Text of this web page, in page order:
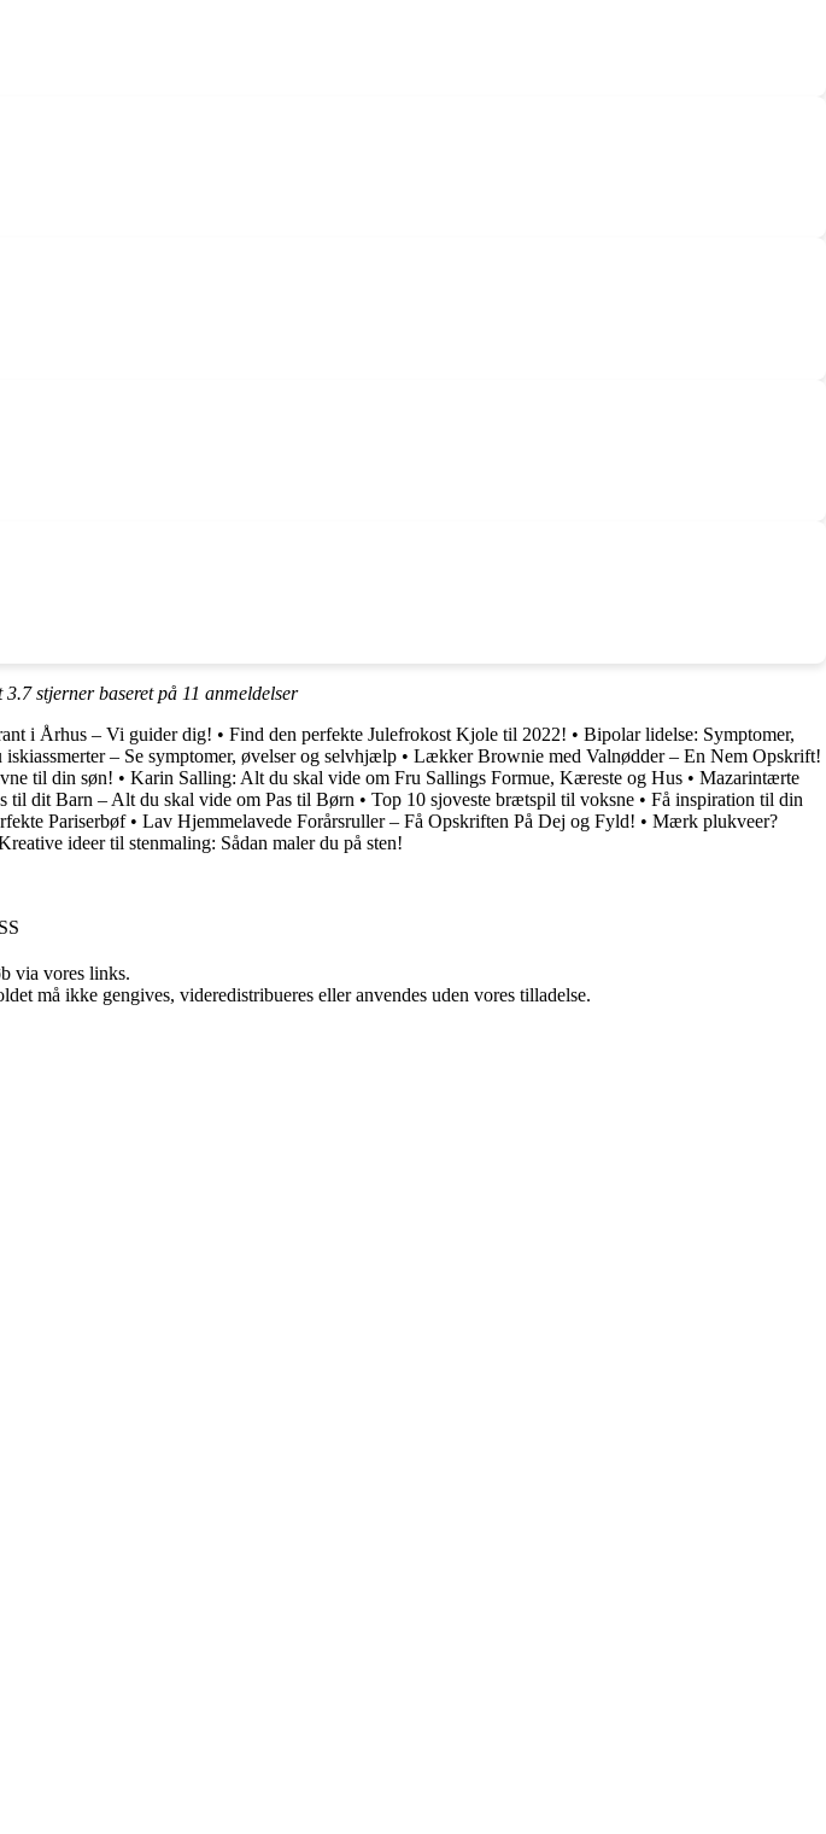
3.7stjerner baseret på 11 anmeldelser
i Århus – Vi guider dig! • Find den perfekte Julefrokost Kjole til 2022! • Bipolar lidelse: Symptomer,
iskiassmerter – Se symptomer, øvelser og selvhjælp • Lækker Brownie med Valnødder – En Nem Opskrift!
til din søn! • Karin Salling: Alt du skal vide om Fru Sallings Formue, Kæreste og Hus • Mazarintærte
til dit Barn – Alt du skal vide om Pas til Børn • Top 10 sjoveste brætspil til voksne • Få inspiration til din
Pariserbøf• Lav Hjemmelavede Forårsruller – Få Opskriften På Dej og Fyld! • Mærk plukveer?
ideer til stenmaling: Sådan maler du på sten!
via vores links.
må ikke gengives, videredistribueres eller anvendes uden vores tilladelse.